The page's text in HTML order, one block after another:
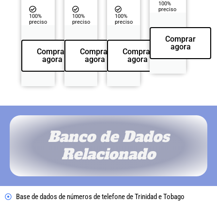
100%
preciso
Comprar
agora
100%
preciso
Comprar
agora
100%
preciso
Comprar
agora
100%
preciso
Comprar
agora
Banco de Dados
Relacionado
Base de dados de números de telefone de Trinidad e Tobago